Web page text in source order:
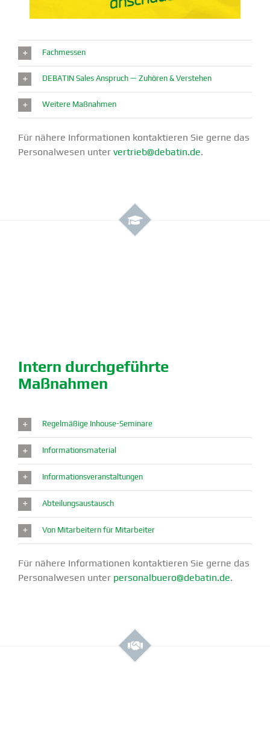
Fachmessen
DEBATIN Sales Anspruch — Zuhören & Verstehen
Weitere Maßnahmen
Für nähere Infor­ma­tionen kontak­tieren Sie gerne das
Perso­nal­wesen unter vertrieb@debatin.de.
Intern durch­ge­führte
Maßnahmen
Regel­mäßige Inhouse-Seminare
Infor­ma­ti­ons­ma­terial
Infor­ma­ti­ons­ver­an­stal­tungen
Abtei­lungs­aus­tausch
Von Mitar­beitern für Mitar­beiter
Für nähere Infor­ma­tionen kontak­tieren Sie gerne das
Perso­nal­wesen unter personalbuero@debatin.de.